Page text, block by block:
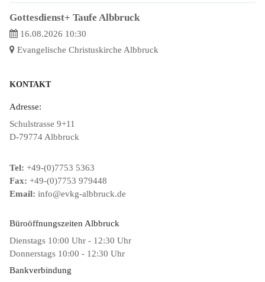
Gottesdienst+ Taufe Albbruck
16.08.2026 10:30
Evangelische Christuskirche Albbruck
KONTAKT
Adresse:
Schulstrasse 9+11
D-79774 Albbruck
Tel: +49-(0)7753 5363
Fax: +49-(0)7753 979448
Email: info@evkg-albbruck.de
Büroöffnungszeiten Albbruck
Dienstags 10:00 Uhr - 12:30 Uhr
Donnerstags 10:00 - 12:30 Uhr
Bankverbindung